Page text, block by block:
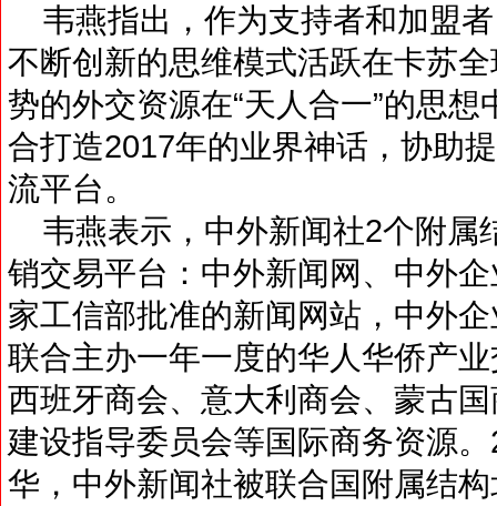
韦燕指出，作为支持者和加盟
不断创新的思维模式活跃在卡苏
势的外交资源在“天人合一”的思
合打造2017年的业界神话，协助
流平台。
韦燕表示，中外新闻社2个附属
销交易平台：中外新闻网、中外
家工信部批准的新闻网站，中外
联合主办一年一度的华人华侨产
西班牙商会、意大利商会、蒙古
建设指导委员会等国际商务资源
华，中外新闻社被联合国附属结